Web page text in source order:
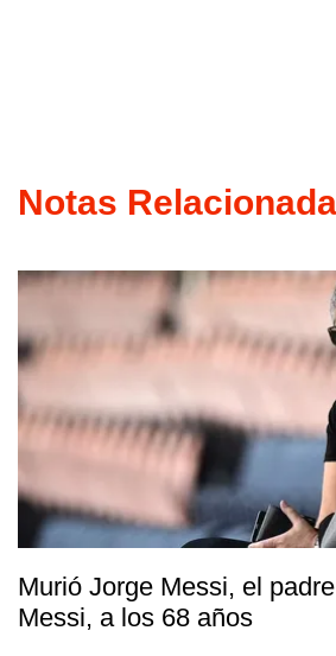
Notas
Murió Jorge Messi, el
Messi, a los 68 años